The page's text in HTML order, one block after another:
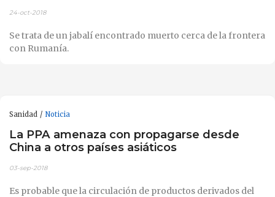
24-oct-2018
Se trata de un jabalí encontrado muerto cerca de la frontera
con Rumanía.
Sanidad Noticia
La PPA amenaza con propagarse desde
China a otros países asiáticos
03-sep-2018
Es probable que la circulación de productos derivados del